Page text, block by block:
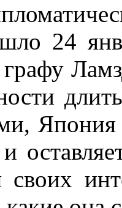
24
Япония
своих